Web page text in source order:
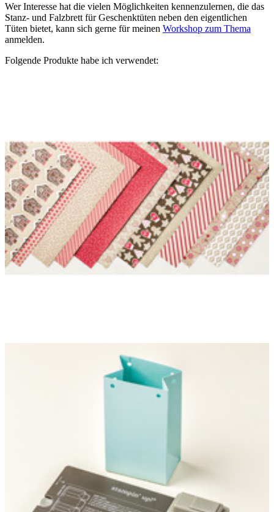
Wer Interesse hat die vielen Möglichkeiten kennenzulernen, die das
Stanz- und Falzbrett für Geschenktüten neben den eigentlichen
Tüten bietet, kann sich gerne für meinen Workshop zum Thema
anmelden.
Folgende Produkte habe ich verwendet: